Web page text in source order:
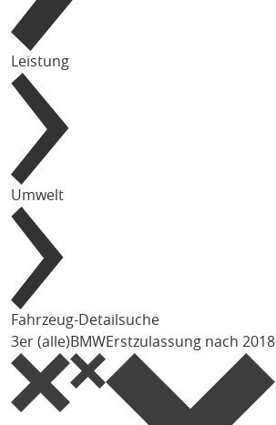
Leistung
Umwelt
Fahrzeug-Detailsuche
3er (alle)BMWErstzulassung nach 2018